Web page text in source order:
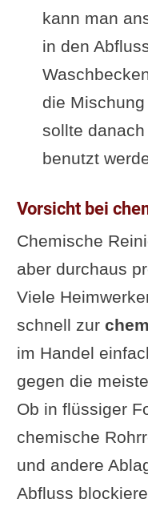
kann man
in den
die
sollte
benutzt
Vorsicht bei
Chemische
aber durchaus
Viele
schnell zur
im Handel
gegen die
Ob in flüssiger
chemische
und andere
Abfluss